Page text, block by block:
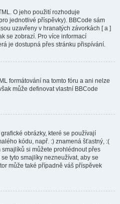
O jeho použití rozhoduje
jednotlivé příspěvky). BBCode sám
uzavřeny v hranatých závorkách [ a ]
se zobrazí. Pro více informací
je dostupná přes stránku přispívání.
formátování na tomto fóru a ani nelze
může definovat vlastní BBCode
obrázky, které se používají
kódu, např. :) znamená šťastný, :(
si můžete prohlédnout přes
tyto smajlíky nezneužívat, aby se
může také případně váš příspěvek